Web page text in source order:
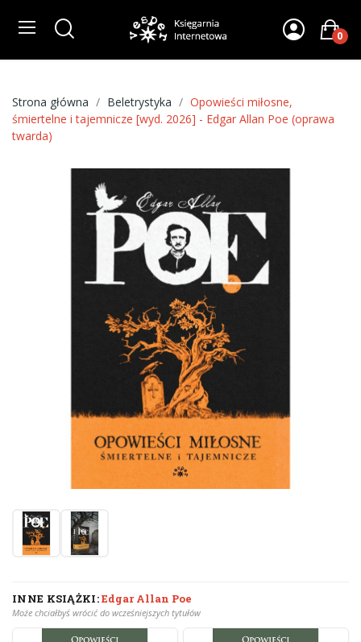
0
Strona główna Beletrystyka
Opowieści miłosne,
śmiertelne i tajemnicze [wyd. 2026] - Edgar Allan Poe (oprawa
twarda)
INNE KSIĄŻKI:Edgar Allan Poe
Może chciałbyś wrócić do wcześniejszych tytułów